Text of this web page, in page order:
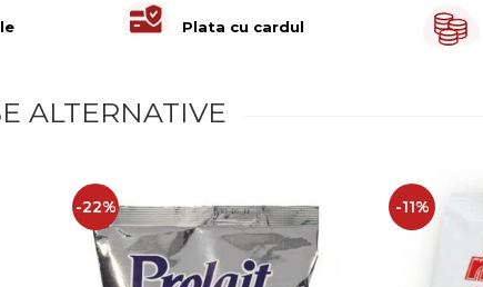
Plata cu cardul
ALTERNATIVE
-22% -11%